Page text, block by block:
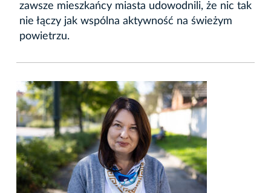
zawsze mieszkańcy miasta udowodnili, że nic tak
nie łączy jak wspólna aktywność na świeżym
powietrzu.